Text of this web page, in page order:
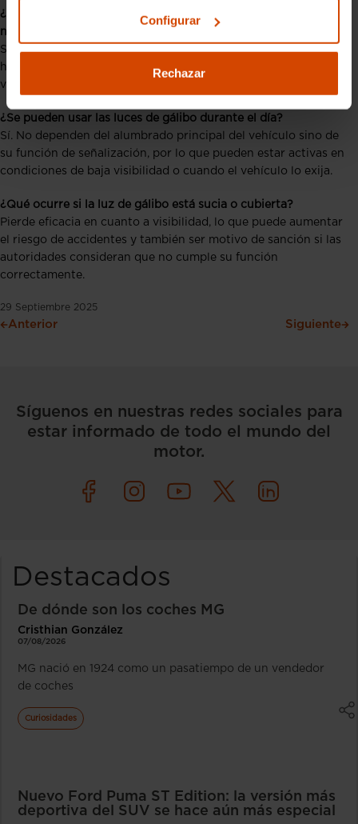
Configurar
Rechazar
¿Puedo instalar luces de gálibo LED si mi vehículo las
necesita?
Sí, siempre que cumplan la normativa técnica, cuenten con
homologación CE y respeten los colores, ubicación y
visibilidad exigidos.
¿Se pueden usar las luces de gálibo durante el día?
Sí. No dependen del alumbrado principal del vehículo sino de
su función de señalización, por lo que pueden estar activas en
condiciones de baja visibilidad o cuando el vehículo lo exija.
¿Qué ocurre si la luz de gálibo está sucia o cubierta?
Pierde eficacia en cuanto a visibilidad, lo que puede aumentar
el riesgo de accidentes y también ser motivo de sanción si las
autoridades consideran que no cumple su función
correctamente.
29 Septiembre 2025
Anterior Siguiente
Síguenos en nuestras redes sociales para
estar informado de todo el mundo del
motor.
Destacados
De dónde son los coches MG
Cristhian González
07/08/2026
MG nació en 1924 como un pasatiempo de un vendedor
de coches
Curiosidades
Nuevo Ford Puma ST Edition: la versión más
deportiva del SUV se hace aún más especial